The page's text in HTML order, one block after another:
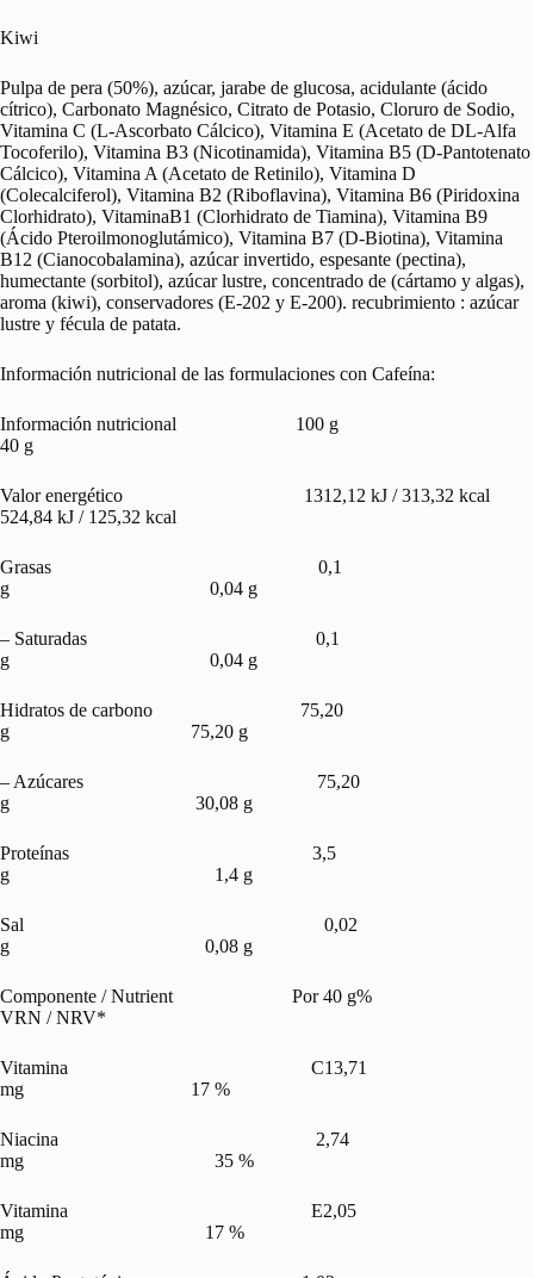
Kiwi
Pulpa de pera (50%), azúcar, jarabe de glucosa, acidulante (ácido
cítrico), Carbonato Magnésico, Citrato de Potasio, Cloruro de Sodio,
Vitamina C (L-Ascorbato Cálcico), Vitamina E (Acetato de DL-Alfa
Tocoferilo), Vitamina B3 (Nicotinamida), Vitamina B5 (D-Pantotenato
Cálcico), Vitamina A (Acetato de Retinilo), Vitamina D
(Colecalciferol), Vitamina B2 (Riboflavina), Vitamina B6 (Piridoxina
Clorhidrato), VitaminaB1 (Clorhidrato de Tiamina), Vitamina B9
(Ácido Pteroilmonoglutámico), Vitamina B7 (D-Biotina), Vitamina
B12 (Cianocobalamina), azúcar invertido, espesante (pectina),
humectante (sorbitol), azúcar lustre, concentrado de (cártamo y algas),
aroma (kiwi), conservadores (E-202 y E-200). recubrimiento : azúcar
lustre y fécula de patata.
Información nutricional de las formulaciones con Cafeína:
Información nutricional 100 g
40 g
Valor energético 1312,12 kJ / 313,32 kcal
524,84 kJ / 125,32 kcal
Grasas 0,1
g 0,04 g
– Saturadas 0,1
g 0,04 g
Hidratos de carbono 75,20
g 75,20 g
– Azúcares 75,20
g 30,08 g
Proteínas 3,5
g 1,4 g
Sal 0,02
g 0,08 g
Componente / Nutrient Por 40 g%
VRN / NRV*
Vitamina C13,71
mg 17 %
Niacina 2,74
mg 35 %
Vitamina E2,05
mg 17 %